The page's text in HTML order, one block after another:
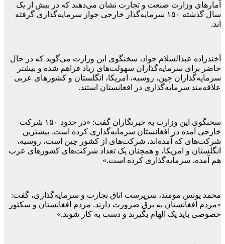
آمارهای وزارت صنعت و تجارت نشان می‌دهند که در بیش از یک‌
سال گذشته ۱۵۰ سرمایه‌گذار خارجی جواز سرمایه‌گذاری گرفته
اند.
آخندزاده عبدالسلام جواد، سخنگوی این وزارت می‌گوید که در حال
حاضر برای سرمایه‌گذاران سهولت‌های زیاد فراهم شده‌ و بیشتر
سرمایه‌گذاران چین، روسیه، امریکا، انگلستان و کشورهای عربی
علاقه‌مند سرمایه‌گذاری در افغانستان استند.
سخنگوی این وزارت به خبرنگاران گفت: «در حدود ۱۵۰ شرکت
خارجی آمده در افغانستان سرمایه‌گذاری کرده است. بیشترین
شرکت‌های که آمده‌اند، شرکت‌های از کشور چین است، روسیه،
انگلستان و امریکا، و همچنان یک تعداد شرکت‌های کشورهای عرب
هم آمده، سرمایه‌گذاری کرده است.»
محمد یونس مومند، سرپرست اتاق تجارت و سرمایه‌گذاری، گفت:
«مردم افغانستان به برق ضرورت دارند. مردم افغانستان و سکتور
خصوصی باید یک الهام بگیرند و دست به کار شوند.»